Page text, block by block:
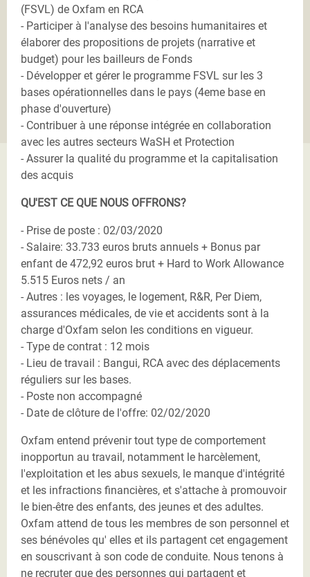
(FSVL) de Oxfam en RCA
- Participer à l'analyse des besoins humanitaires et
élaborer des propositions de projets (narrative et
budget) pour les bailleurs de Fonds
- Développer et gérer le programme FSVL sur les 3
bases opérationnelles dans le pays (4eme base en
phase d'ouverture)
- Contribuer à une réponse intégrée en collaboration
avec les autres secteurs WaSH et Protection
- Assurer la qualité du programme et la capitalisation
des acquis
QU'EST CE QUE NOUS OFFRONS?
- Prise de poste : 02/03/2020
- Salaire: 33.733 euros bruts annuels + Bonus par
enfant de 472,92 euros brut + Hard to Work Allowance
5.515 Euros nets / an
- Autres : les voyages, le logement, R&R, Per Diem,
assurances médicales, de vie et accidents sont à la
charge d'Oxfam selon les conditions en vigueur.
- Type de contrat : 12 mois
- Lieu de travail : Bangui, RCA avec des déplacements
réguliers sur les bases.
- Poste non accompagné
- Date de clôture de l'offre: 02/02/2020
Oxfam entend prévenir tout type de comportement
inopportun au travail, notamment le harcèlement,
l'exploitation et les abus sexuels, le manque d'intégrité
et les infractions financières, et s'attache à promouvoir
le bien-être des enfants, des jeunes et des adultes.
Oxfam attend de tous les membres de son personnel et
ses bénévoles qu' elles et ils partagent cet engagement
en souscrivant à son code de conduite. Nous tenons à
ne recruter que des personnes qui partagent et